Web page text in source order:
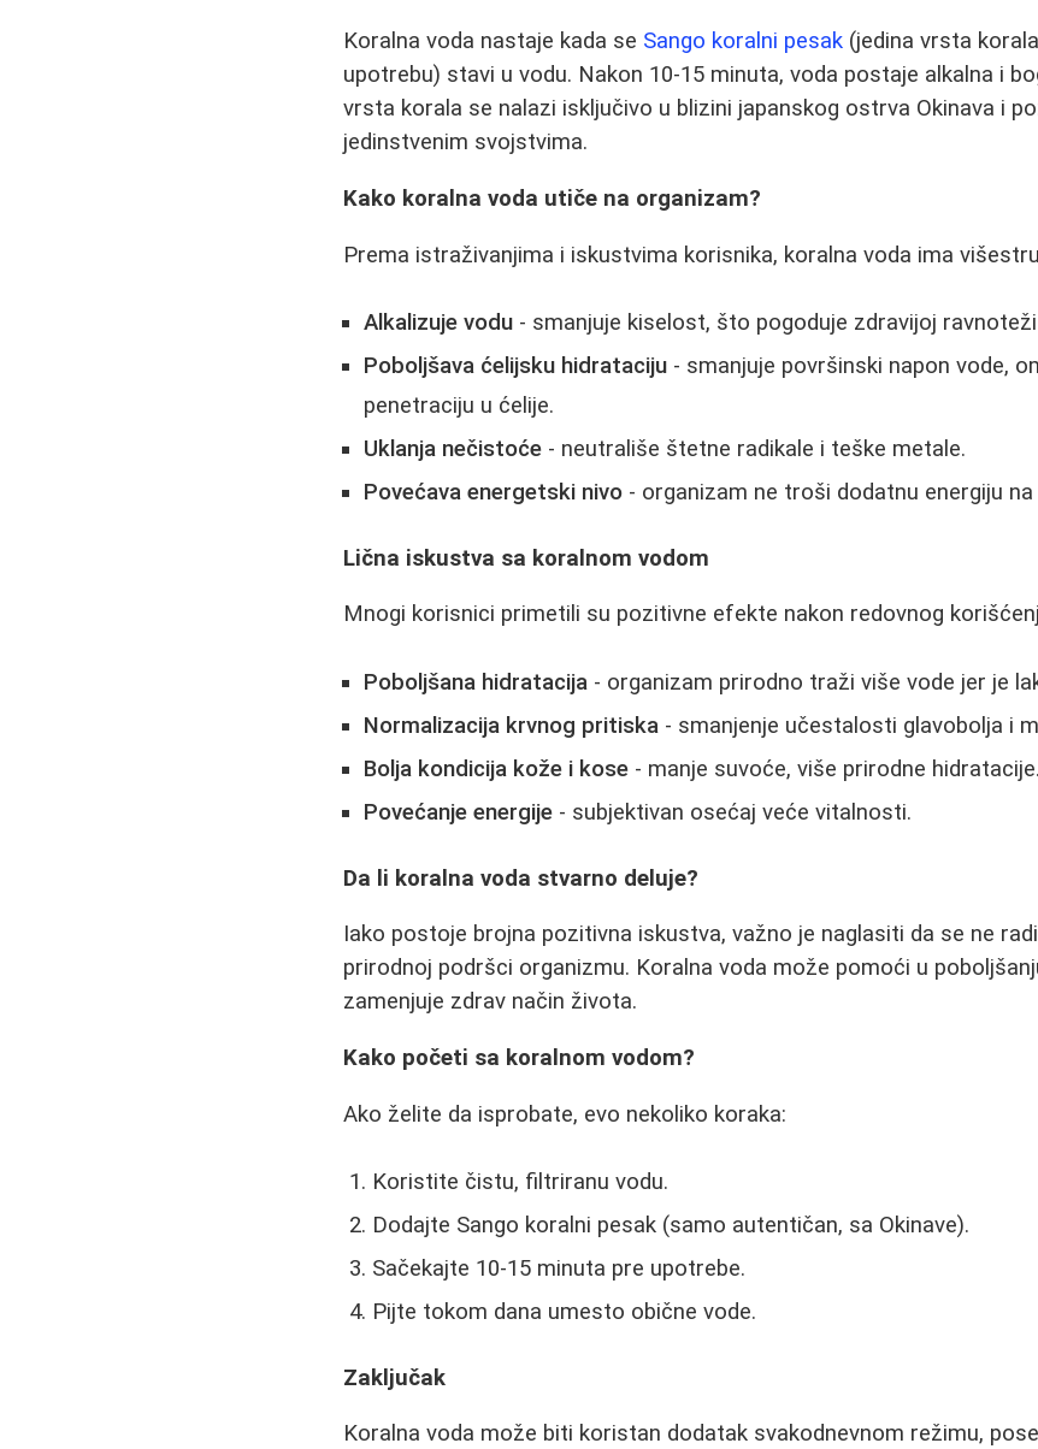
Koralna voda nastaje kada se Sango koralni pesak (jedina vrsta
upotrebu) stavi u vodu. Nakon 10-15 minuta, voda postaje alkalna i
vrsta korala se nalazi isključivo u blizini japanskog ostrva Okinava i
jedinstvenim svojstvima.
Kako koralna voda utiče na organizam?
Prema istraživanjima i iskustvima korisnika, koralna voda ima
Alkalizuje vodu - smanjuje kiselost, što pogoduje zdravijoj
Poboljšava ćelijsku hidrataciju - smanjuje površinski napon vode,
penetraciju u ćelije.
Uklanja nečistoće - neutrališe štetne radikale i teške metale.
Povećava energetski nivo - organizam ne troši dodatnu energiju na
Lična iskustva sa koralnom vodom
Mnogi korisnici primetili su pozitivne efekte nakon redovnog
Poboljšana hidratacija - organizam prirodno traži više vode jer je
Normalizacija krvnog pritiska - smanjenje učestalosti glavobolja i
Bolja kondicija kože i kose - manje suvoće, više prirodne hidratacije.
Povećanje energije - subjektivan osećaj veće vitalnosti.
Da li koralna voda stvarno deluje?
Iako postoje brojna pozitivna iskustva, važno je naglasiti da se ne
prirodnoj podršci organizmu. Koralna voda može pomoći u
zamenjuje zdrav način života.
Kako početi sa koralnom vodom?
Ako želite da isprobate, evo nekoliko koraka:
Koristite čistu, filtriranu vodu.
Dodajte Sango koralni pesak (samo autentičan, sa Okinave).
Sačekajte 10-15 minuta pre upotrebe.
Pijte tokom dana umesto obične vode.
Zaključak
Koralna voda može biti koristan dodatak svakodnevnom režimu,